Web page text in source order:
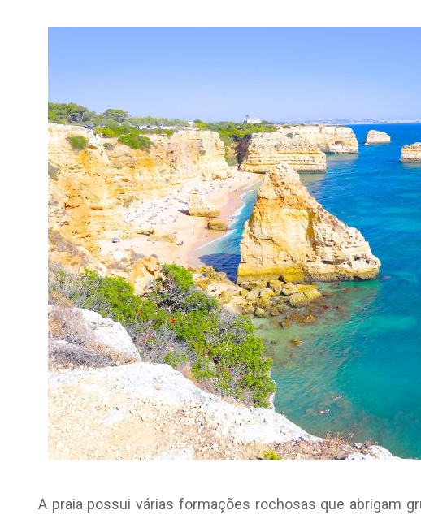
A praia possui várias formações rochosas que abrigam